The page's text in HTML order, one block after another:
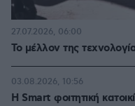
Το μέλλον της
27.07.2026, 06:00
Η Smart φοιτητική
03.08.2026, 10:56